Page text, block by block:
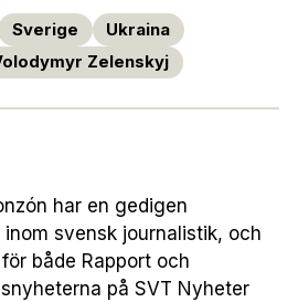
Sverige
Ukraina
Zelenskyj
har en gedigen
svensk journalistik, och
både Rapport och
på SVT Nyheter